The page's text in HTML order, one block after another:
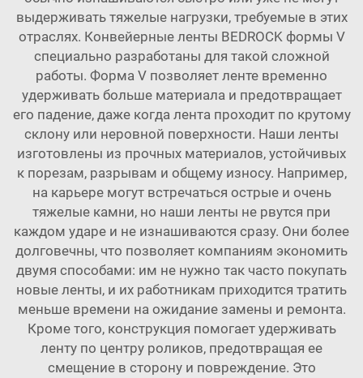
выдерживать тяжелые нагрузки, требуемые в этих
отраслях. Конвейерные ленты BEDROCK формы V
специально разработаны для такой сложной
работы. Форма V позволяет ленте временно
удерживать больше материала и предотвращает
его падение, даже когда лента проходит по крутому
склону или неровной поверхности. Наши ленты
изготовлены из прочных материалов, устойчивых
к порезам, разрывам и общему износу. Например,
на карьере могут встречаться острые и очень
тяжелые камни, но наши ленты не рвутся при
каждом ударе и не изнашиваются сразу. Они более
долговечны, что позволяет компаниям экономить
двумя способами: им не нужно так часто покупать
новые ленты, и их работникам приходится тратить
меньше времени на ожидание замены и ремонта.
Кроме того, конструкция помогает удерживать
ленту по центру роликов, предотвращая ее
смещение в сторону и повреждение. Это